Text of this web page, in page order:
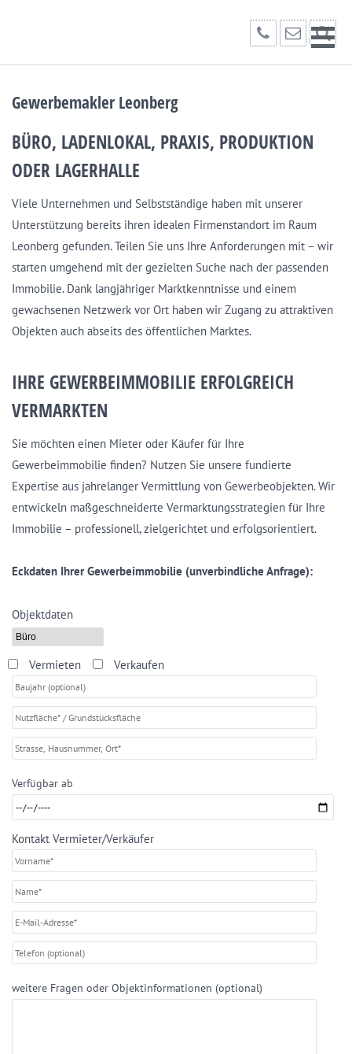
Gewerbemakler Leonberg
BÜRO, LADENLOKAL, PRAXIS, PRODUKTION
ODER LAGERHALLE
Viele Unternehmen und Selbstständige haben mit unserer
Unterstützung bereits ihren idealen Firmenstandort im Raum
Leonberg gefunden. Teilen Sie uns Ihre Anforderungen mit – wir
starten umgehend mit der gezielten Suche nach der passenden
Immobilie. Dank langjähriger Marktkenntnisse und einem
gewachsenen Netzwerk vor Ort haben wir Zugang zu attraktiven
Objekten auch abseits des öffentlichen Marktes.
IHRE GEWERBEIMMOBILIE ERFOLGREICH
VERMARKTEN
Sie möchten einen Mieter oder Käufer für Ihre
Gewerbeimmobilie finden? Nutzen Sie unsere fundierte
Expertise aus jahrelanger Vermittlung von Gewerbeobjekten. Wir
entwickeln maßgeschneiderte Vermarktungsstrategien für Ihre
Immobilie – professionell, zielgerichtet und erfolgsorientiert.
Eckdaten Ihrer Gewerbeimmobilie (unverbindliche Anfrage):
Objektdaten
Vermieten Verkaufen
Verfügbar ab
Kontakt Vermieter/Verkäufer
weitere Fragen oder Objektinformationen (optional)